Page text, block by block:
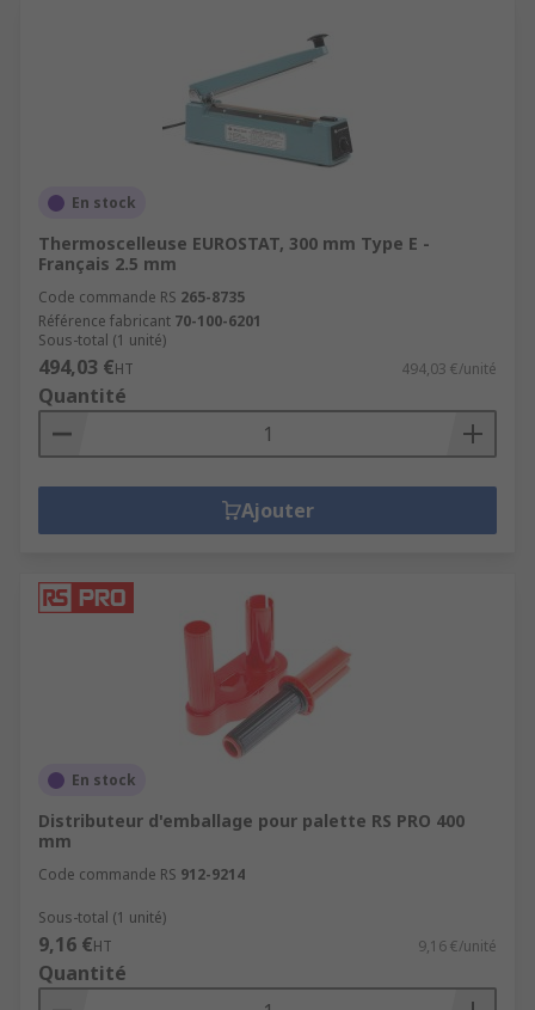
En stock
Thermoscelleuse EUROSTAT, 300 mm Type E -
Français 2.5 mm
Code commande RS 265-8735
Référence fabricant 70-100-6201
Sous-total (1 unité)
494,03 €HT 494,03 €/unité
Quantité
Ajouter
En stock
Distributeur d'emballage pour palette RS PRO 400
mm
Code commande RS 912-9214
Sous-total (1 unité)
9,16 €HT 9,16 €/unité
Quantité